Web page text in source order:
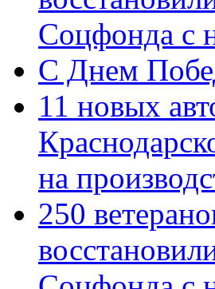
Соцфонда с
С Днем
11 новых
на
250